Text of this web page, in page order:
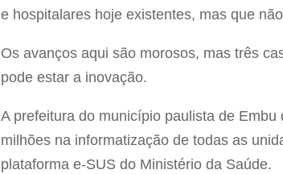
e hospitalares hoje existentes, mas que
Os avanços aqui são morosos, mas três
pode estar a inovação.
A prefeitura do município paulista de
milhões na informatização de todas as
plataforma e-SUS do Ministério da Saúde.